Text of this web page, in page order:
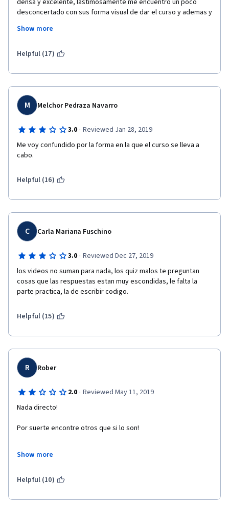
densa y excelente, lastimosamente me encuentro un poco
desconcertado con sus forma visual de dar el curso y ademas y
después de dar mi opinión a lo anterior desertare del mismo
presentación y/o evaluación.
Show more
Helpful (17)
M Melchor Pedraza Navarro
3.0 · Reviewed Jan 28, 2019
Me voy confundido por la forma en la que el curso se lleva a
cabo.
Helpful (16)
C Carla Mariana Fuschino
3.0 · Reviewed Dec 27, 2019
los videos no suman para nada, los quiz malos te preguntan
cosas que las respuestas estan muy escondidas, le falta la
parte practica, la de escribir codigo.
Helpful (15)
R Rober
2.0 · Reviewed May 11, 2019
Nada directo!
Por suerte encontre otros que si lo son!
ustedes, lo cual agradezco, siento decir que hay cursos mucho
programación como para tanto formulario.
Show more
Helpful (10)